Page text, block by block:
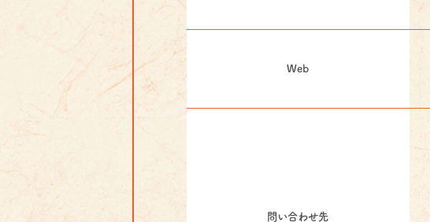
Web
問い合わせ先